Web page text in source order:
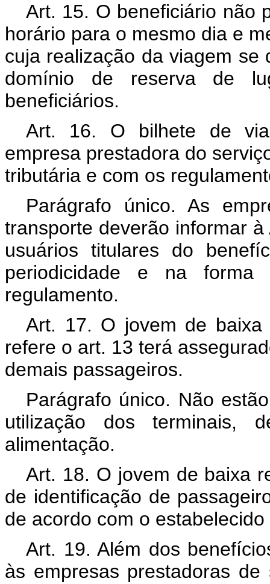
Art. 15. O beneficiário não
horário para o mesmo dia e
cuja realização da viagem se
domínio de reserva de
beneficiários.
Art. 16. O bilhete de
empresa prestadora do
tributária e com os
Parágrafo único. As
transporte deverão informar
usuários titulares do
periodicidade e na forma
regulamento.
Art. 17. O jovem de
refere o art. 13 terá
demais passageiros.
Parágrafo único. Não
utilização dos terminais,
alimentação.
Art. 18. O jovem de baixa
de identificação de
de acordo com o
Art. 19. Além dos
às empresas prestadoras